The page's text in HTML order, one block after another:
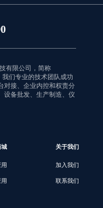
有限公司，简称
我们专业的技术团队成功
对接、企业内控和权责分
设备批发、生产制造、仪
城 关于我们
加入我们
联系我们